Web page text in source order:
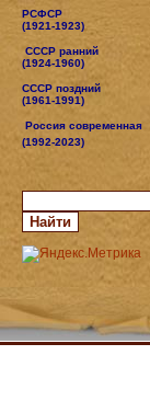
РСФСР
(1921-1923)
СССР ранний
(1924-1960)
СССР поздний
(1961-1991)
Россия современная
(1992-2023)